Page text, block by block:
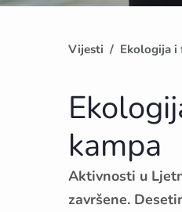
Vijesti Ekologija i
kampa
Aktivnosti u
završene.